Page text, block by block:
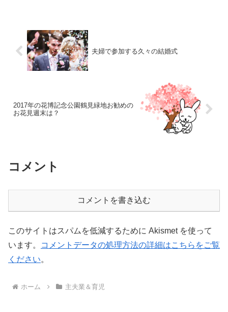
夫婦で参加する久々の結婚式
2017年の花博記念公園鶴見緑地お勧めの
お花見週末は？
コメント
コメントを書き込む
このサイトはスパムを低減するために Akismet を使って
います。
コメントデータの処理方法の詳細はこちらをご覧
ください。
ホーム 主夫業＆育児